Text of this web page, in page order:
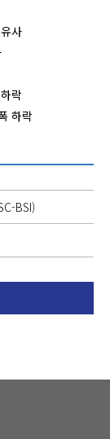
사
락
하락
BSI)